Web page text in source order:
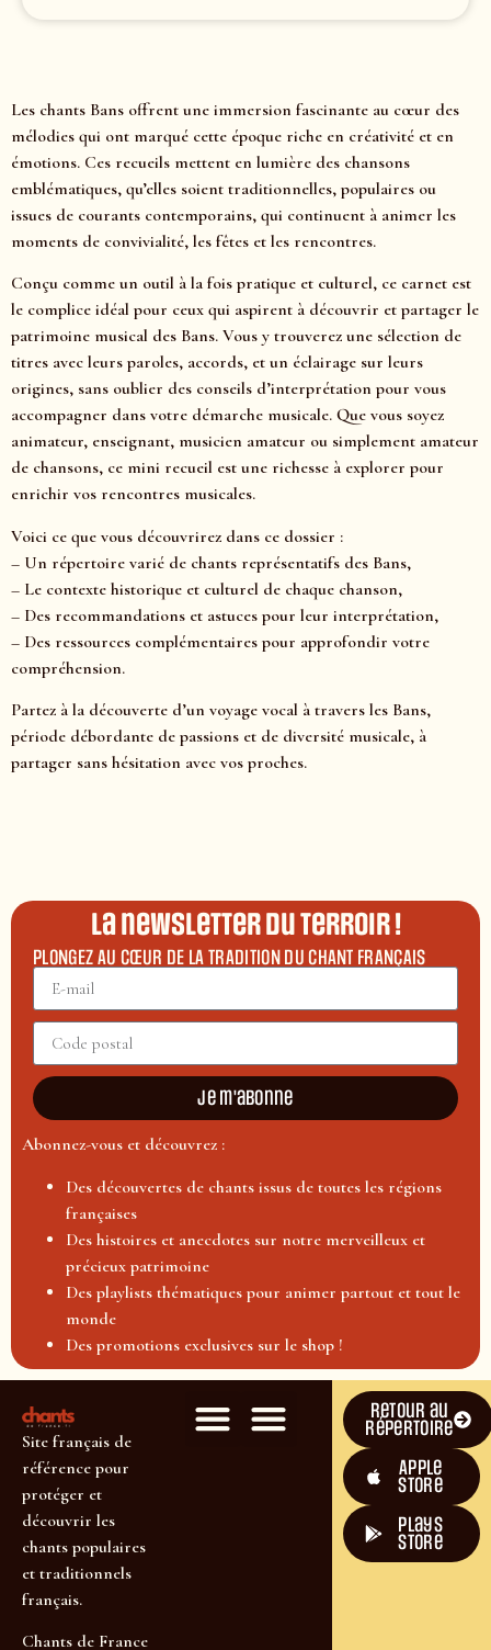
Les chants Bans offrent une immersion fascinante au cœur des
mélodies qui ont marqué cette époque riche en créativité et en
émotions. Ces recueils mettent en lumière des chansons
emblématiques, qu’elles soient traditionnelles, populaires ou
issues de courants contemporains, qui continuent à animer les
moments de convivialité, les fêtes et les rencontres.
Conçu comme un outil à la fois pratique et culturel, ce carnet est
le complice idéal pour ceux qui aspirent à découvrir et partager le
patrimoine musical des Bans. Vous y trouverez une sélection de
titres avec leurs paroles, accords, et un éclairage sur leurs
origines, sans oublier des conseils d’interprétation pour vous
accompagner dans votre démarche musicale. Que vous soyez
animateur, enseignant, musicien amateur ou simplement amateur
de chansons, ce mini recueil est une richesse à explorer pour
enrichir vos rencontres musicales.
Voici ce que vous découvrirez dans ce dossier :
– Un répertoire varié de chants représentatifs des Bans,
– Le contexte historique et culturel de chaque chanson,
– Des recommandations et astuces pour leur interprétation,
– Des ressources complémentaires pour approfondir votre
compréhension.
Partez à la découverte d’un voyage vocal à travers les Bans,
période débordante de passions et de diversité musicale, à
partager sans hésitation avec vos proches.
La newsletter du terroir !
PLONGEZ AU CŒUR DE LA TRADITION DU CHANT FRANÇAIS
Je m'abonne
Abonnez-vous et découvrez :
Des découvertes de chants issus de toutes les régions
françaises
Des histoires et anecdotes sur notre merveilleux et
précieux patrimoine
Des playlists thématiques pour animer partout et tout le
monde
Des promotions exclusives sur le shop !
Site français de
référence pour
protéger et
découvrir les
chants populaires
et traditionnels
français.
Chants de France
Retour au
répertoire
Apple
Store
plays
store